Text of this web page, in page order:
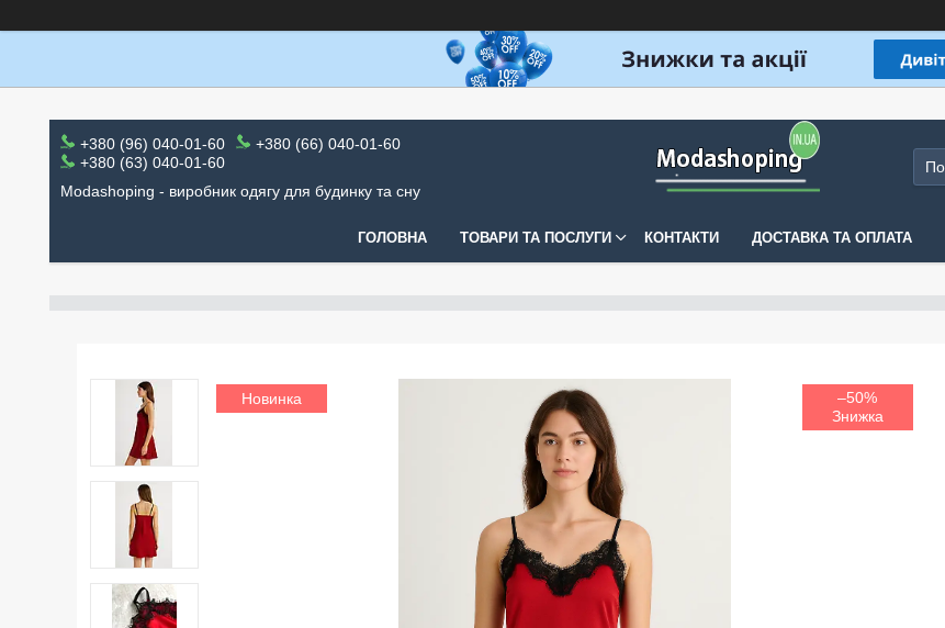
+380 (96) 040-01-60
+380 (66) 040-01-60
+380 (63) 040-01-60
Modashoping - виробник одягу для будинку та сну
ГОЛОВНА ТОВАРИ ТА ПОСЛУГИ КОНТАКТИ ДОСТАВКА ТА ОПЛАТА
Новинка –50%